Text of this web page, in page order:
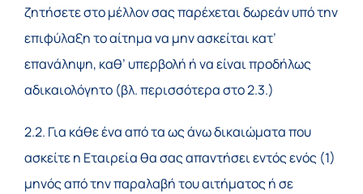
ζητήσετε στο μέλλον σας παρέχεται δωρεάν υπό την
επιφύλαξη το αίτημα να μην ασκείται κατ’
επανάληψη, καθ’ υπερβολή ή να είναι προδήλως
αδικαιολόγητο (βλ. περισσότερα στο 2.3.)
2.2. Για κάθε ένα από τα ως άνω δικαιώματα που
ασκείτε η Εταιρεία θα σας απαντήσει εντός ενός (1)
μηνός από την παραλαβή του αιτήματος ή σε